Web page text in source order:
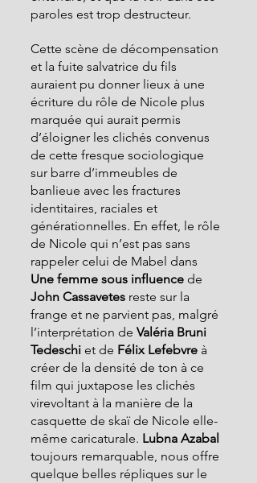
paroles est trop destructeur.
Cette scène de décompensation
et la fuite salvatrice du fils
auraient pu donner lieux à une
écriture du rôle de Nicole plus
marquée qui aurait permis
d’éloigner les clichés convenus
de cette fresque sociologique
sur barre d’immeubles de
banlieue avec les fractures
identitaires, raciales et
générationnelles. En effet, le rôle
de Nicole qui n’est pas sans
rappeler celui de Mabel dans
Une femme sous influence de
John Cassavetes reste sur la
frange et ne parvient pas, malgré
l’interprétation de Valéria Bruni
Tedeschi et de Félix Lefebvre à
créer de la densité de ton à ce
film qui juxtapose les clichés
virevoltant à la manière de la
casquette de skaï de Nicole elle-
même caricaturale. Lubna Azabal
toujours remarquable, nous offre
quelque belles répliques sur le